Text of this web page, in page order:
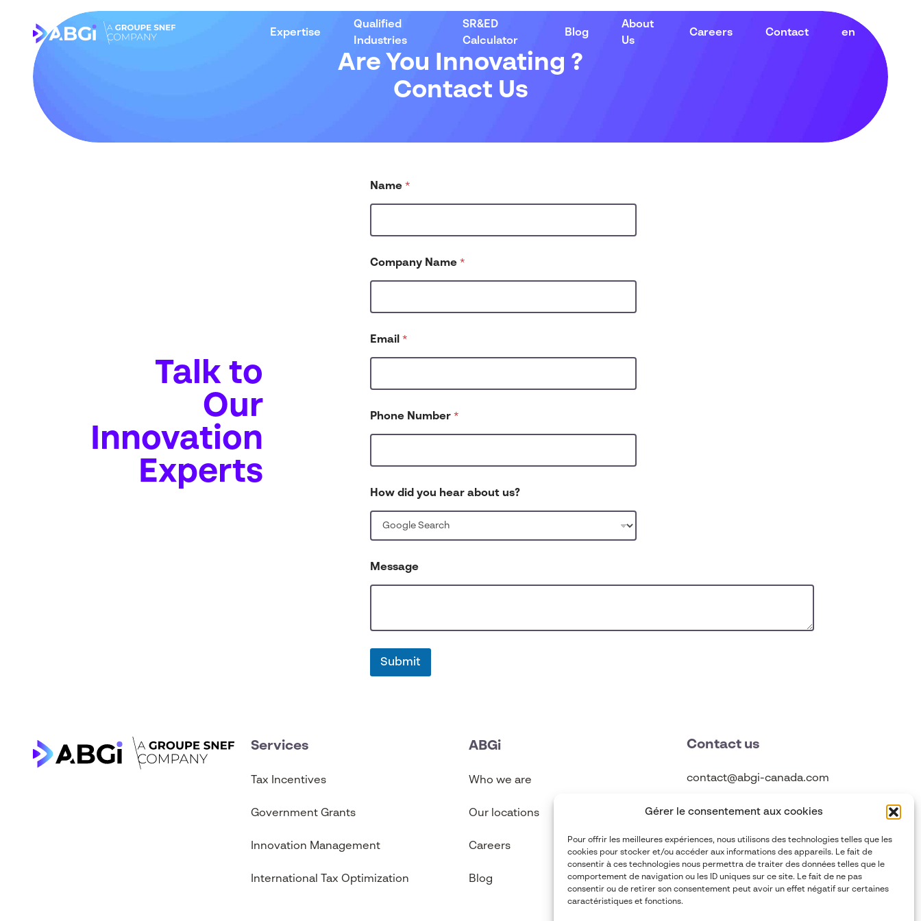
Gérer le consentement aux cookies
Pour offrir les meilleures expériences, nous utilisons des technologies telles que les
cookies pour stocker et/ou accéder aux informations des appareils. Le fait de
consentir à ces technologies nous permettra de traiter des données telles que le
comportement de navigation ou les ID uniques sur ce site. Le fait de ne pas
consentir ou de retirer son consentement peut avoir un effet négatif sur certaines
caractéristiques et fonctions.
Expertise
Qualified
Industries
SR&ED
Calculator
Blog
About
Us
Careers Contact en
Are You Innovating ?
Contact Us
Talk to
Our
Innovation
Experts
Name *
Company Name *
Email *
N
u
*
Phone Number *
How did you hear about us?
Message
Submit
Services
Tax Incentives
Government Grants
Innovation Management
International Tax Optimization
ABGi
Who we are
Our locations
Careers
Blog
Contact us
contact@abgi-canada.com
+1 514 495 6590
Follow us